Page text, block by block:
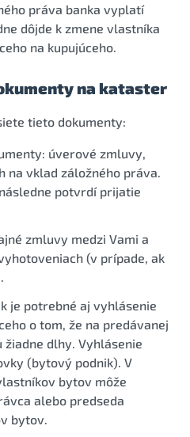
práva banka vyplatí
dôjde k zmene vlastníka
na kupujúceho.
na kataster
tieto dokumenty:
úverové zmluvy,
na vklad záložného práva.
potvrdí prijatie
zmluvy medzi Vami a
(v prípade, ak
je potrebné aj vyhlásenie
o tom, že na predávanej
dlhy. Vyhlásenie
(bytový podnik). V
bytov môže
alebo predseda
bytov.